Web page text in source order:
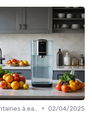
• 02/04/2025